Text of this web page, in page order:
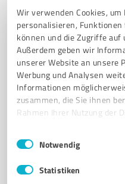
Wir verwenden Cookies,
personalisieren,
können und die Zugriffe auf
Außerdem geben wir
unserer Website an unsere
Werbung und Analysen
Informationen
zusammen, die Sie ihnen
Rahmen Ihrer Nutzung der
Impressum
Einwilligungsauswahl
Notwendig
Statistiken
TENNISVEREIN TENNIS
TURNIERE GASTRONOMIE
FREIZEIT
Harbigstraße 40,
info@tennis-verein-tebe.de